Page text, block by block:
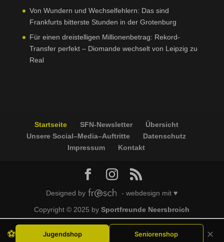
Von Wundern und Wechselfehlern: Das sind
Frankfurts bitterste Stunden in der Grotenburg
Für einen dreistelligen Millionenbetrag: Rekord-
Transfer perfekt – Diomande wechselt von Leipzig zu
Real
Startseite SFN-Newsletter
Übersicht
Unsere Social–Media–Auftritte
Datenschutz
Impressum
Kontakt
Designed by - webdesign mit ♥
Copyright © 2025 bySportfreunde Neersbroich
⚽ Jugendshop Seniorenshop ✕